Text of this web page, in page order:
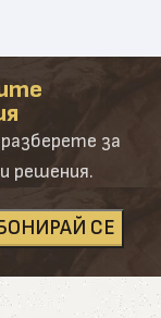
отговаря на
бъде
постигане на
готови
за
решения.